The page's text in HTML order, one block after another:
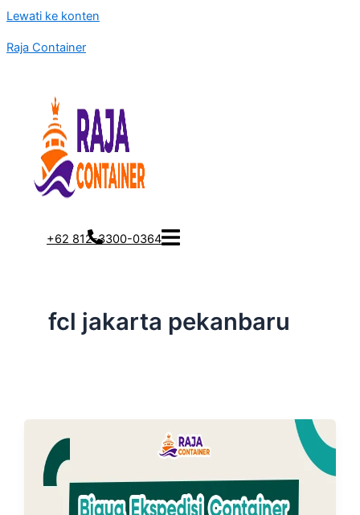
Lewati ke konten
Raja Container
+62 812-3300-0364
fcl jakarta pekanbaru